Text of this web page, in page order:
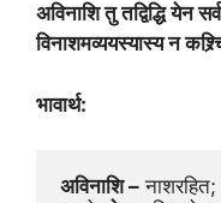
अविनाशि तु तद्विद्धि येन
विनाशमव्ययस्यास्य न
भावार्थ:
अविनाशि – नाशरहित;